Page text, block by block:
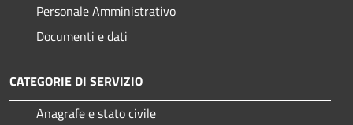
Personale Amministrativo
Documenti e dati
CATEGORIE DI SERVIZIO
Anagrafe e stato civile